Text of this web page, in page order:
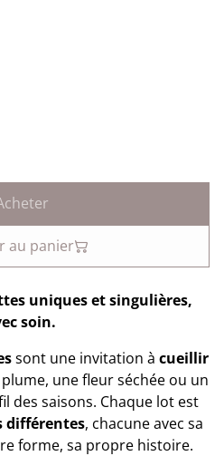
au panier
uniques et singulières,
soin.
sont une invitation à cueillir
une fleur séchée ou un
des saisons. Chaque lot est
différentes, chacune avec sa
forme, sa propre histoire.